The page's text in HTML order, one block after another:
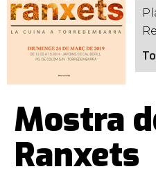
Mostra
Ranxets